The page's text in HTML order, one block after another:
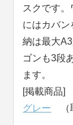
スクです
にはカバン
納は最大
ゴンも3段
ます。
[掲載商
グレー （